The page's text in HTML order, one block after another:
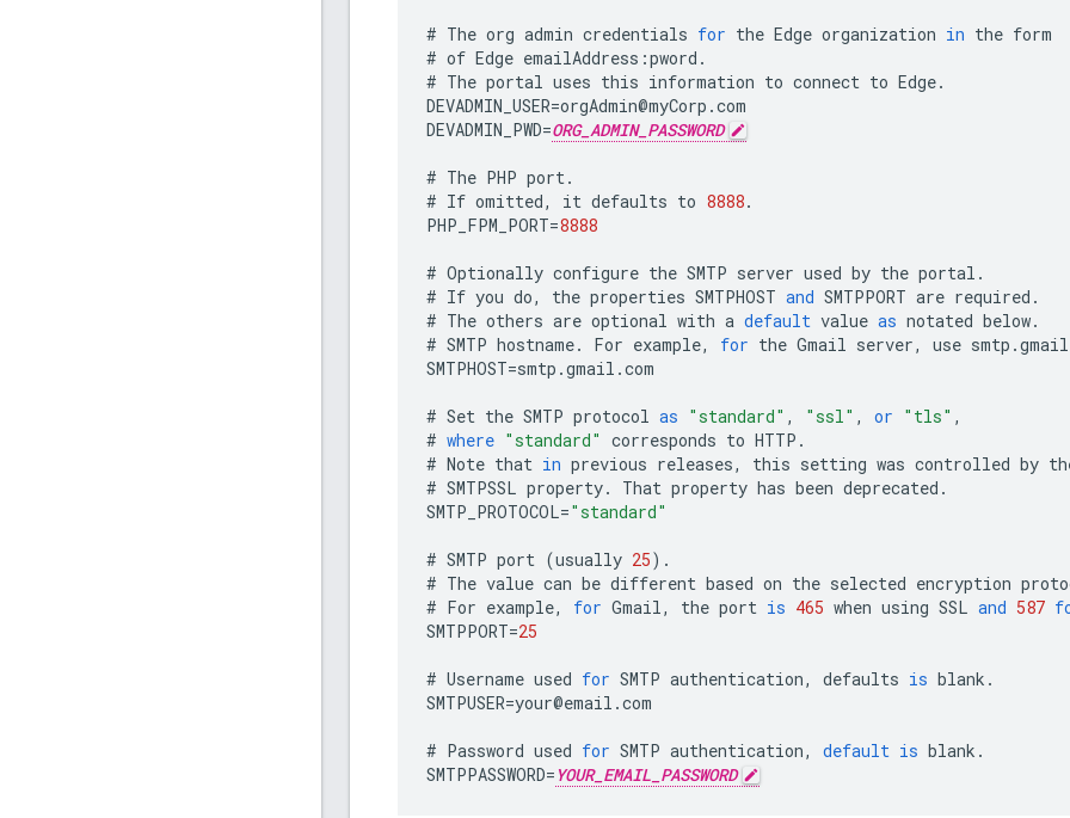
# The org admin credentials for the Edge organization in the form
# of Edge emailAddress :pword .
# The portal uses this information to connect to Edge.
DEVADMIN_USER=orgAdmin@myCorp .com
DEVADMIN_PWD=ORG_ADMIN_PASSWORD
# The PHP port.
# If omitted, it defaults to 8888.
PHP_FPM_PORT=8888
# Optionally configure the SMTP server used by the portal .
# If you do, the properties SMTPHOST and SMTPPORT are required .
# The others are optional with a default value as notated below.
# SMTP hostname. For example, for the Gmail server, use smtp .gmail
SMTPHOST=smtp .gmail .com
# Set the SMTP protocol as "standard" , "ssl" , or "tls" ,
# where "standard" corresponds to HTTP .
# Note that in previous releases, this setting was controlled by
# SMTPSSL property. That property has been deprecated .
SMTP_PROTOCOL="standard"
# SMTP port (usually 25).
# The value can be different based on the selected encryption
# For example, for Gmail, the port is 465 when using SSL and 587
SMTPPORT=25
# Username used for SMTP authentication, defaults is blank .
SMTPUSER=your@email .com
# Password used for SMTP authentication, default is blank .
SMTPPASSWORD= YOUR_EMAIL_PASSWORD